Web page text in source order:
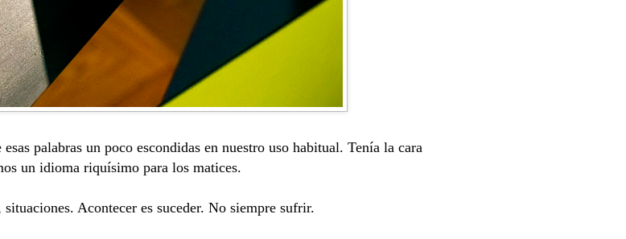
palabras un poco escondidas en nuestro uso habitual. Tenía la cara
un idioma riquísimo para los matices.
Acontecer es suceder. No siempre sufrir.